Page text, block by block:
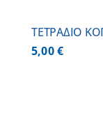
ΤΕΤΡΑΔΙΟ
5,00€